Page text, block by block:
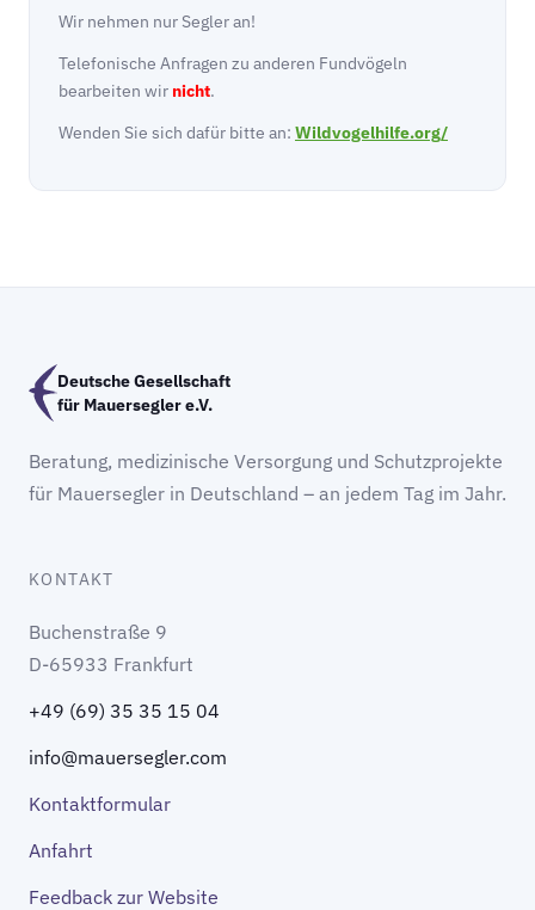
Wir nehmen nur Segler an!
Telefonische Anfragen zu anderen Fundvögeln
bearbeiten wir nicht.
Wenden Sie sich dafür bitte an: Wildvogelhilfe.org/
Deutsche Gesellschaft
für Mauersegler e.V.
Beratung, medizinische Versorgung und Schutzprojekte
für Mauersegler in Deutschland – an jedem Tag im Jahr.
KONTAKT
Buchenstraße 9
D-65933 Frankfurt
+49 (69) 35 35 15 04
info@mauersegler.com
Kontaktformular
Anfahrt
Feedback zur Website